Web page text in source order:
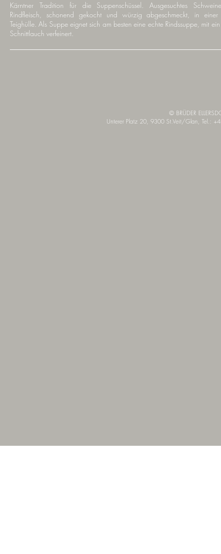
Kärntner Tradition für die Suppenschüssel. Ausgesuchtes
Rindfleisch, schonend gekocht und würzig abgeschmeckt, in einer
Teighülle. Als Suppe eignet sich am besten eine echte Rindssuppe, mit
Schnittlauch verfeinert.
© BRÜDER
Unterer Platz 20, 9300 St.Veit/Glan, Tel.: